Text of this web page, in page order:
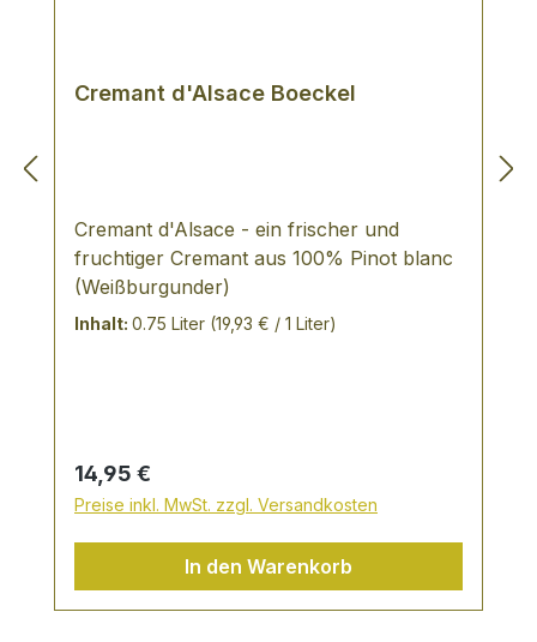
Tagen aufbrauchen
Cremant d'Alsace Boeckel
Cremant d'Alsace - ein frischer und
fruchtiger Cremant aus 100% Pinot blanc
(Weißburgunder)
Inhalt: 0.75 Liter (19,93 € / 1 Liter)
Regulärer Preis:
14,95 €
Preise inkl. MwSt. zzgl. Versandkosten
In den Warenkorb